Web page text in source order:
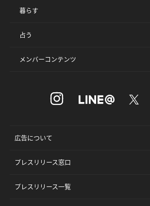
暮らす
占う
メンバーコンテンツ
広告について
プレスリリース窓口
プレスリリース一覧